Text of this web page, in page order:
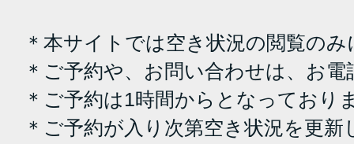
＊本サイトでは空き状況の閲覧の
＊ご予約や、お問い合わせは、お
＊ご予約は1時間からとなっており
＊ご予約が入り次第空き状況を更